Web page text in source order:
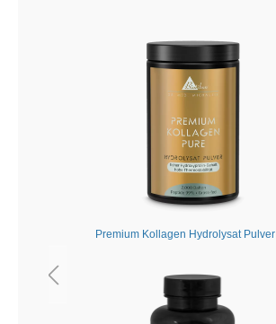
Premium Kollagen Hydrolysat Pulver